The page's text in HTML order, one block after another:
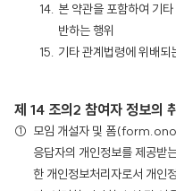
본 약관을 포함하여 기
반하는 행위
기타 관계법령에 위배되
제 14 조의2 참여자 정보의
모임 개설자 및 폼
응답자의 개인정보를 제공받
한 개인정보처리자로서 개인